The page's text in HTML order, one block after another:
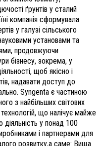
ґрунтів у сталий
компанія сформувала
у галузі сільського
установами та
продовжуючи
бізнесу, зокрема, у
щоб якісно і
надавати доступ до
Syngenta є частиною
з найбільших світових
що налічує майже
діяльність у понад 100
і партнерами для
розвитку,а саме: Вища